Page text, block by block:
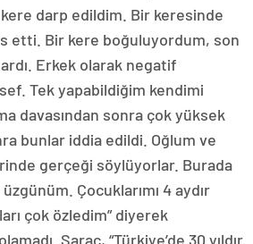
darp edildim. Bir keresinde
etti. Bir kere boğuluyordum, son
Erkek olarak negatif
Tek yapabildiğim kendimi
davasından sonra çok yüksek
bunlar iddia edildi. Oğlum ve
gerçeği söylüyorlar. Burada
Çocuklarımı 4 aydır
çok özledim” diyerek
Saraç, “Türkiye’de 30 yıldır